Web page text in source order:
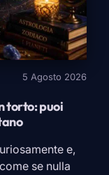
5 Agosto 2026
torto: puoi
e,
se nulla